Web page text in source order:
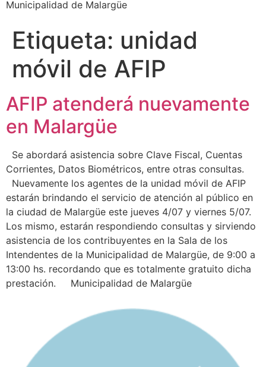
Municipalidad de Malargüe
Etiqueta: unidad
móvil de AFIP
AFIP atenderá nuevamente
en Malargüe
Se abordará asistencia sobre Clave Fiscal, Cuentas
Corrientes, Datos Biométricos, entre otras consultas.
Nuevamente los agentes de la unidad móvil de AFIP
estarán brindando el servicio de atención al público en
la ciudad de Malargüe este jueves 4/07 y viernes 5/07.
Los mismo, estarán respondiendo consultas y sirviendo
asistencia de los contribuyentes en la Sala de los
Intendentes de la Municipalidad de Malargüe, de 9:00 a
13:00 hs. recordando que es totalmente gratuito dicha
prestación. Municipalidad de Malargüe